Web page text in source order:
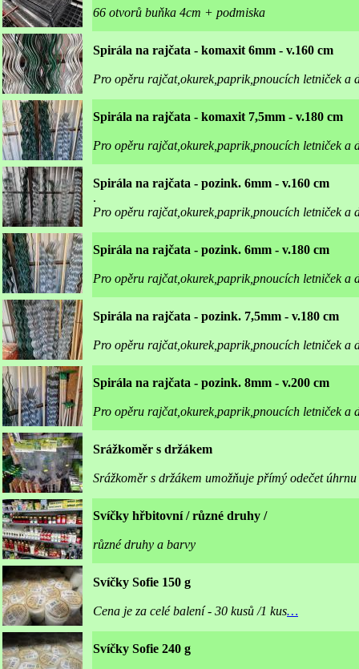
66 otvorů buňka 4cm + podmiska
Spirála na rajčata - komaxit 6mm - v.160 cm
Pro opěru rajčat,okurek,paprik,pnoucích letniček a
Spirála na rajčata - komaxit 7,5mm - v.180 cm
Pro opěru rajčat,okurek,paprik,pnoucích letniček a
Spirála na rajčata - pozink. 6mm - v.160 cm
.
Pro opěru rajčat,okurek,paprik,pnoucích letniček a
Spirála na rajčata - pozink. 6mm - v.180 cm
Pro opěru rajčat,okurek,paprik,pnoucích letniček a
Spirála na rajčata - pozink. 7,5mm - v.180 cm
Pro opěru rajčat,okurek,paprik,pnoucích letniček a
Spirála na rajčata - pozink. 8mm - v.200 cm
Pro opěru rajčat,okurek,paprik,pnoucích letniček a
Srážkoměr s držákem
Srážkoměr s držákem umožňuje přímý odečet úhrnu
Svíčky hřbitovní / různé druhy /
různé druhy a barvy
Svíčky Sofie 150 g
Cena je za celé balení - 30 kusů /1 kus…
Svíčky Sofie 240 g